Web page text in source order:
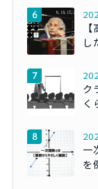
し
ク
く
一
を